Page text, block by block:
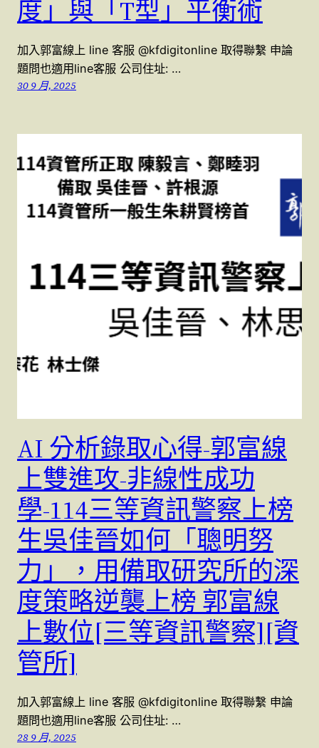
度」與「T型」平衡術
加入郭富線上 line 客服 @kfdigitonline 取得聯繫 申論
題問也適用line客服 公司住址: …
30 9 月, 2025
AI 分析錄取心得-郭富線
上雙進攻-非線性成功
學-114三等資訊警察上榜
生吳佳晉如何「聰明努
力」，用備取研究所的深
度策略逆襲上榜 郭富線
上數位[三等資訊警察][資
管所]
加入郭富線上 line 客服 @kfdigitonline 取得聯繫 申論
題問也適用line客服 公司住址: …
28 9 月, 2025